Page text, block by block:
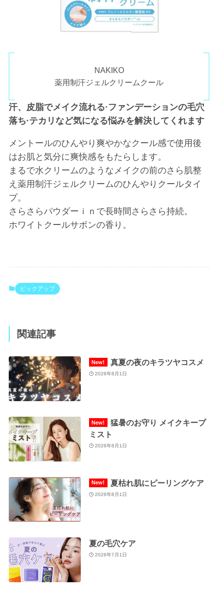
NAKIKO
薬用制汗ジェルクリームクール
汗、皮脂でメイク流れる·ファンデーションの毛穴
落ち·テカリなど気になる悩みを解決してくれます
メントールのひんやり爽やかなクール感で使用後
はお肌と気分に爽快感をもたらします。
まるで水クリームのようなメイクの前のさら肌整
え薬用制汗ジェルクリームのひんやりクールタイ
プ。
さらさらパウダーｉｎで長時間さらさら持続。
ホワイトクールサボンの香り。
ピックアップ
関連記事
真夏の夜のキラツヤコスメ
2026年8月1日
猛暑のお守り メイクキープ
ミスト
2026年8月1日
夏枯れ肌にピーリングケア
2026年8月1日
夏の毛穴ケア
2026年7月1日